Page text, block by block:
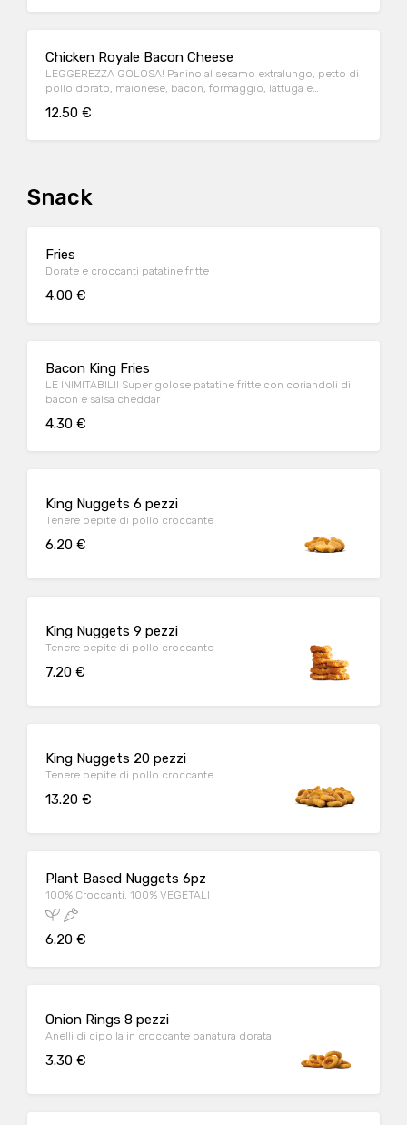
Chicken Royale Bacon Cheese
LEGGEREZZA GOLOSA! Panino al sesamo extralungo, petto di
pollo dorato, maionese, bacon, formaggio, lattuga e
12.50 €
Snack
Fries
Dorate e croccanti patatine fritte
4.00 €
Bacon King Fries
LE INIMITABILI! Super golose patatine fritte con coriandoli di
bacon e salsa cheddar
4.30 €
King Nuggets 6 pezzi
Tenere pepite di pollo croccante
6.20 €
King Nuggets 9 pezzi
Tenere pepite di pollo croccante
7.20 €
King Nuggets 20 pezzi
Tenere pepite di pollo croccante
13.20 €
Plant Based Nuggets 6pz
100% Croccanti, 100% VEGETALI
6.20 €
Onion Rings 8 pezzi
Anelli di cipolla in croccante panatura dorata
3.30 €